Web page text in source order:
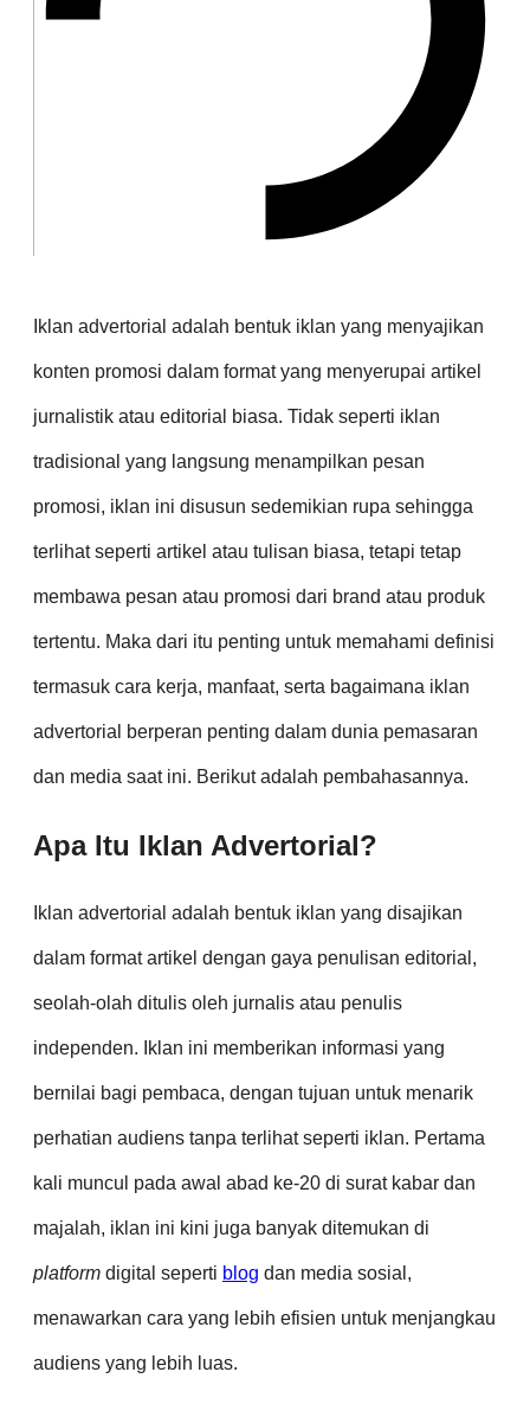
Iklan advertorial adalah bentuk iklan yang menyajikan
konten promosi dalam format yang menyerupai artikel
jurnalistik atau editorial biasa. Tidak seperti iklan
tradisional yang langsung menampilkan pesan
promosi, iklan ini disusun sedemikian rupa sehingga
terlihat seperti artikel atau tulisan biasa, tetapi tetap
membawa pesan atau promosi dari brand atau produk
tertentu. Maka dari itu penting untuk memahami definisi
termasuk cara kerja, manfaat, serta bagaimana iklan
advertorial berperan penting dalam dunia pemasaran
dan media saat ini. Berikut adalah pembahasannya.
Apa Itu Iklan Advertorial?
Iklan advertorial adalah bentuk iklan yang disajikan
dalam format artikel dengan gaya penulisan editorial,
seolah-olah ditulis oleh jurnalis atau penulis
independen. Iklan ini memberikan informasi yang
bernilai bagi pembaca, dengan tujuan untuk menarik
perhatian audiens tanpa terlihat seperti iklan. Pertama
kali muncul pada awal abad ke-20 di surat kabar dan
majalah, iklan ini kini juga banyak ditemukan di
platform digital seperti blog dan media sosial,
menawarkan cara yang lebih efisien untuk menjangkau
audiens yang lebih luas.